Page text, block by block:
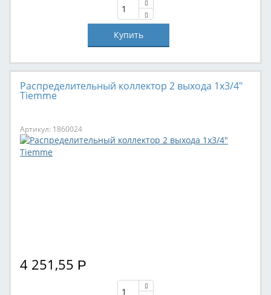
Распределительный коллектор 2 выхода 1х3/4"
Tiemme
Артикул: 1860024
4 251,55 Р